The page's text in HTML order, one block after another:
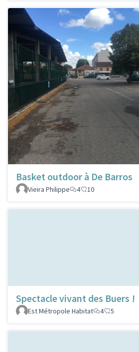
Basket outdoor à De Barros
Vieira Philippe
4 10
Spectacle vivant des Buers !
Est Métropole Habitat
4 5